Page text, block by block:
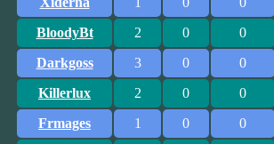
BloodyBt
2 0 0
Darkgoss
3 0 0
Killerlux
2 0 0
Frmages
1 0 0